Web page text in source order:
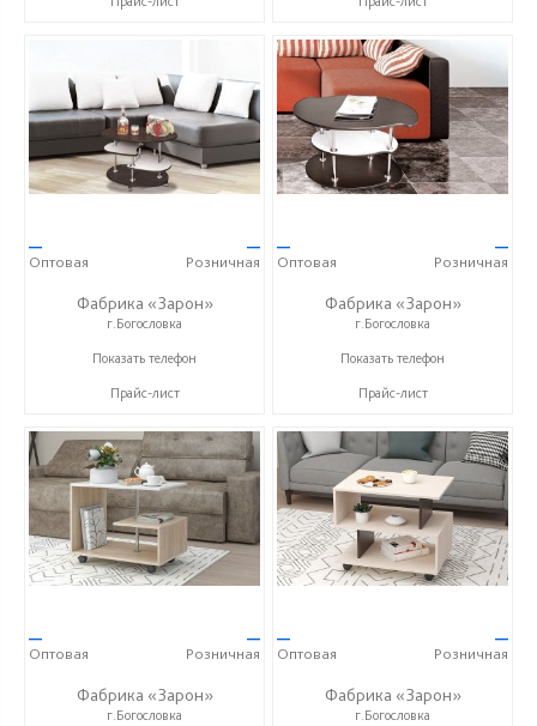
—
Оптовая
—
Розничная
Фабрика «Зарон»
г.Богословка
+7 (8412) 21-50-66
Показать телефон
Прайс-лист
—
Оптовая
—
Розничная
Фабрика «Зарон»
г.Богословка
+7 (8412) 21-50-66
Показать телефон
Прайс-лист
—
Оптовая
—
Розничная
Фабрика «Зарон»
г.Богословка
—
Оптовая
—
Розничная
Фабрика «Зарон»
г.Богословка